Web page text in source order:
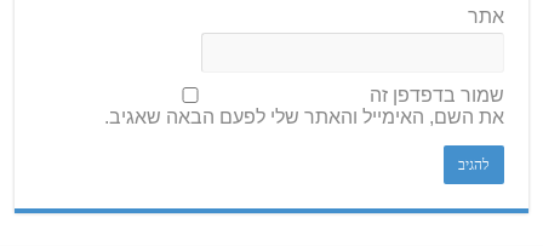
אתר
שמור בדפדפן זה
את השם, האימייל והאתר שלי לפעם הבאה שאגיב.